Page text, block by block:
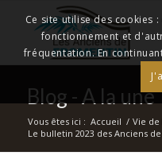
Blog - A la une
Vous êtes ici : Accueil / Vie de
Le bulletin 2023 des Anciens
Ce site utilise des cookies
fonctionnement et
fréquentation. En